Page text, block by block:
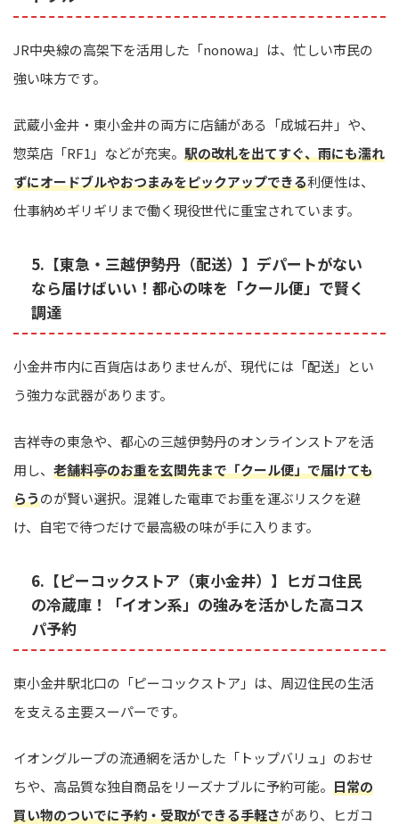
JR中央線の高架下を活用した「nonowa」は、忙しい市民の
強い味方です。
武蔵小金井・東小金井の両方に店舗がある「成城石井」や、
惣菜店「RF1」などが充実。 駅の改札を出てすぐ、雨にも濡れ
ずにオードブルやおつまみをピックアップできる利便性は、
仕事納めギリギリまで働く現役世代に重宝されています。
5.【東急・三越伊勢丹（配送）】デパートがない
なら届けばいい！都心の味を「クール便」で賢く
調達
小金井市内に百貨店はありませんが、現代には「配送」とい
う強力な武器があります。
吉祥寺の東急や、都心の三越伊勢丹のオンラインストアを活
用し、 老舗料亭のお重を玄関先まで「クール便」で届けても
らうのが賢い選択。混雑した電車でお重を運ぶリスクを避
け、自宅で待つだけで最高級の味が手に入ります。
6.【ピーコックストア（東小金井）】ヒガコ住民
の冷蔵庫！「イオン系」の強みを活かした高コス
パ予約
東小金井駅北口の「ピーコックストア」は、周辺住民の生活
を支える主要スーパーです。
イオングループの流通網を活かした「トップバリュ」のおせ
ちや、高品質な独自商品をリーズナブルに予約可能。 日常の
買い物のついでに予約・受取ができる手軽さがあり、ヒガコ